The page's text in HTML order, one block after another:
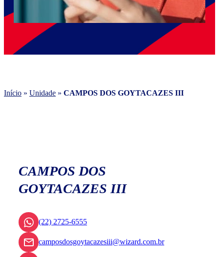
Início » Unidade » CAMPOS DOS GOYTACAZES III
CAMPOS DOS
GOYTACAZES III
(22) 2725-6555
camposdosgoytacazesiii@wizard.com.br